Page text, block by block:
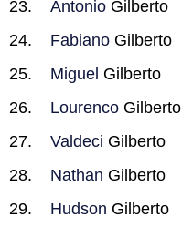
Antonio Gilberto
Fabiano Gilberto
Miguel Gilberto
Lourenco Gilberto
Valdeci Gilberto
Nathan Gilberto
Hudson Gilberto